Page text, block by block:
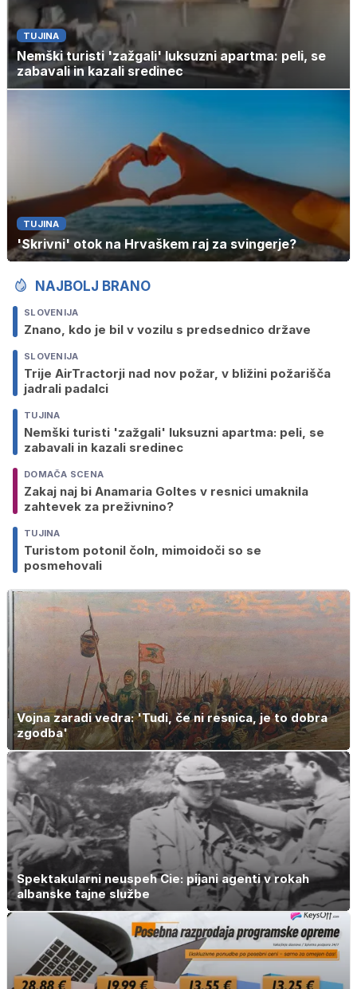
TUJINA
Nemški turisti 'zažgali' luksuzni apartma: peli, se
zabavali in kazali sredinec
TUJINA
'Skrivni' otok na Hrvaškem raj za svingerje?
NAJBOLJ BRANO
SLOVENIJA
Znano, kdo je bil v vozilu s predsednico države
SLOVENIJA
Trije AirTractorji nad nov požar, v bližini požarišča
jadrali padalci
TUJINA
Nemški turisti 'zažgali' luksuzni apartma: peli, se
zabavali in kazali sredinec
DOMAČA SCENA
Zakaj naj bi Anamaria Goltes v resnici umaknila
zahtevek za preživnino?
TUJINA
Turistom potonil čoln, mimoidoči so se
posmehovali
Vojna zaradi vedra: 'Tudi, če ni resnica, je to dobra
zgodba'
Spektakularni neuspeh Cie: pijani agenti v rokah
albanske tajne službe